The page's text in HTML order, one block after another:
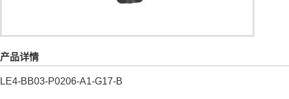
产品详情
LE4-BB03-P0206-A1-G17-B